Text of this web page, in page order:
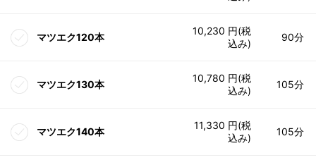
マツエク120本
10,230 円(税
込み)
90分
マツエク130本
10,780 円(税
込み)
105分
マツエク140本
11,330 円(税
込み)
105分